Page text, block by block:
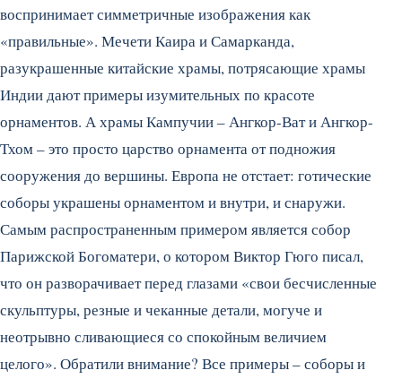
воспринимает симметричные изображения как
«правильные». Мечети Каира и Самарканда,
разукрашенные китайские храмы, потрясающие храмы
Индии дают примеры изумительных по красоте
орнаментов. А храмы Кампучии – Ангкор-Ват и Ангкор-
Тхом – это просто царство орнамента от подножия
сооружения до вершины. Европа не отстает: готические
соборы украшены орнаментом и внутри, и снаружи.
Самым распространенным примером является собор
Парижской Богоматери, о котором Виктор Гюго писал,
что он разворачивает перед глазами «свои бесчисленные
скульптуры, резные и чеканные детали, могуче и
неотрывно сливающиеся со спокойным величием
целого». Обратили внимание? Все примеры – соборы и